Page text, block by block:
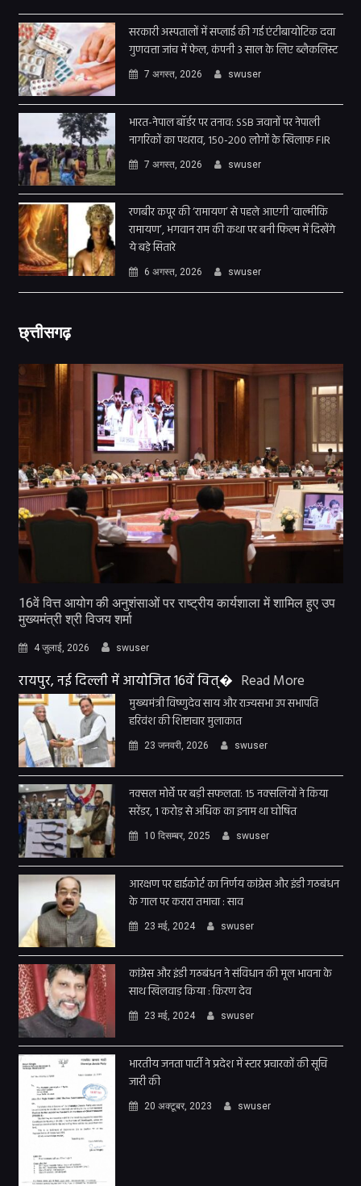
सरकारी अस्पतालों में सप्लाई की गई एंटीबायोटिक दवा
गुणवत्ता जांच में फेल, कंपनी 3 साल के लिए ब्लैकलिस्ट
7 अगस्त, 2026 swuser
भारत-नेपाल बॉर्डर पर तनाव: SSB जवानों पर नेपाली
नागरिकों का पथराव, 150-200 लोगों के खिलाफ FIR
7 अगस्त, 2026 swuser
रणबीर कपूर की ‘रामायण’ से पहले आएगी ‘वाल्मीकि
रामायण’, भगवान राम की कथा पर बनी फिल्म में दिखेंगे
ये बड़े सितारे
6 अगस्त, 2026 swuser
छ्त्तीसगढ़
16वें वित्त आयोग की अनुशंसाओं पर राष्ट्रीय कार्यशाला में शामिल हुए उप
मुख्यमंत्री श्री विजय शर्मा
4 जुलाई, 2026 swuser
रायपुर, नई दिल्ली में आयोजित 16वें वित्� Read More
मुख्यमंत्री विष्णुदेव साय और राज्यसभा उप सभापति
हरिवंश की शिष्टाचार मुलाकात
23 जनवरी, 2026 swuser
नक्सल मोर्चे पर बड़ी सफलता: 15 नक्सलियों ने किया
सरेंडर, 1 करोड़ से अधिक का इनाम था घोषित
10 दिसम्बर, 2025 swuser
आरक्षण पर हाईकोर्ट का निर्णय कांग्रेस और इंडी गठबंधन
के गाल पर करारा तमाचा : साव
23 मई, 2024 swuser
कांग्रेस और इंडी गठबंधन ने संविधान की मूल भावना के
साथ खिलवाड़ किया : किरण देव
23 मई, 2024 swuser
भारतीय जनता पार्टी ने प्रदेश में स्टार प्रचारकों की सूचि
जारी की
20 अक्टूबर, 2023 swuser